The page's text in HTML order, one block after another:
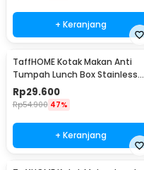
+ Keranjang
TaffHOME Kotak Makan Anti
Tumpah Lunch Box Stainless
Steel 304 350ml - KT273
Rp29.600
Rp54.900 47%
+ Keranjang